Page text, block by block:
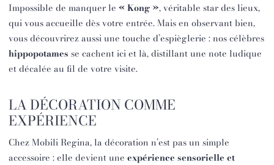
Impossible de manquer le« Kong », véritable star des lieux,
qui vous accueille dès votre entrée. Mais en observant bien,
vous découvrirez aussi une touche d’espièglerie : nos célèbres
hippopotames se cachent ici et là, distillant une note ludique
et décalée au fil de votre visite.
LA DÉCORATION COMME
EXPÉRIENCE
Chez Mobili Regina, la décoration n’est pas un simple
accessoire : elle devient uneexpérience sensorielle et